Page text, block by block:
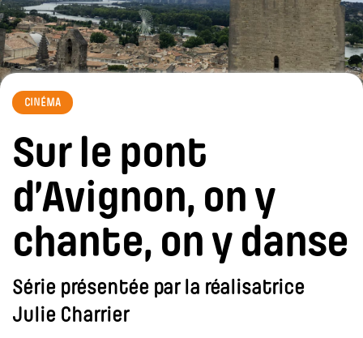
CINÉMA
Sur le pont
d’Avignon, on y
chante, on y danse
Série présentée par la réalisatrice
Julie Charrier